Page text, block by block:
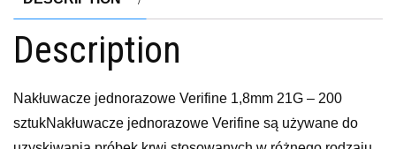
Description
Nakłuwacze jednorazowe Verifine 1,8mm 21G – 200
sztukNakłuwacze jednorazowe Verifine są używane do